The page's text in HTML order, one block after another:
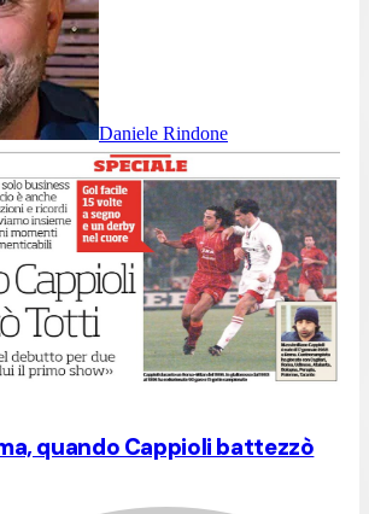
Daniele Rindone
quando Cappioli battezzò